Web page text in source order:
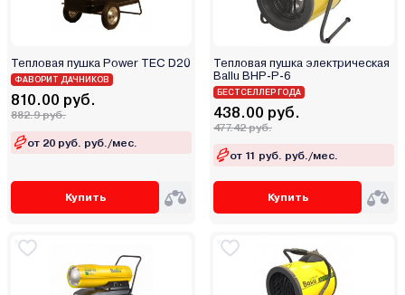
Тепловая пушка Power TEC D20
ФАВОРИТ ДАЧНИКОВ
810.00 руб.
882.9 руб.
от 20 руб. руб./мес.
Купить
Тепловая пушка электрическая
Ballu BHP-P-6
БЕСТСЕЛЛЕР ГОДА
438.00 руб.
477.42 руб.
от 11 руб. руб./мес.
Купить